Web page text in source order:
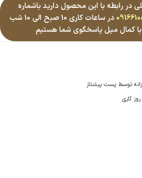
در رابطه با این محصول دارید باشماره
در ساعات کاری 10 صبح الی 10 شب
کمال میل پاسخگوی شما هستیم
توسط پست پیشتاز